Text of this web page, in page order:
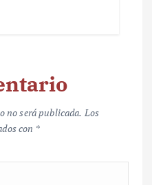
no será publicada. Los
con *